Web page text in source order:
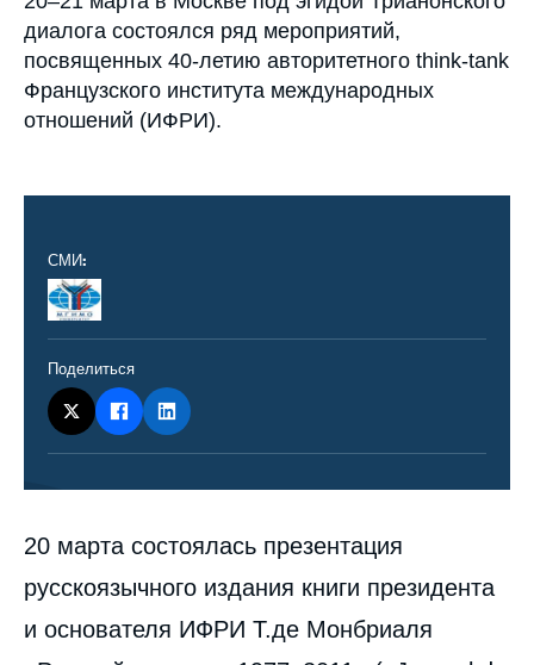
Войти
диалога состоялся ряд мероприятий,
посвященных 40-летию авторитетного think-tank
Французского института международных
отношений (ИФРИ).
Contenu
intervention
médiatique
20 марта состоялась презентация
русскоязычного издания книги президента
и основателя ИФРИ Т.де Монбриаля
СМИ:
Logo
Поделиться